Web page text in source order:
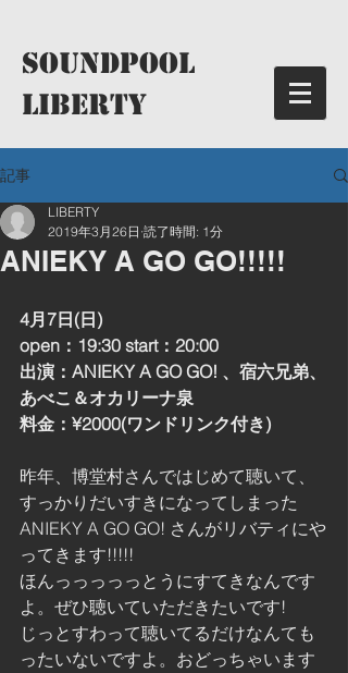
​SoundPool
LIBERTY
記事
ANIEKY A GO GO!!!!!
LIBERTY
2019年3月26日 読了時間: 1分
4月7日(日)
open：19:30 start：20:00
出演：ANIEKY A GO GO! 、宿六兄弟、
あべこ＆オカリーナ泉
料金：¥2000(ワンドリンク付き)
昨年、博堂村さんではじめて聴いて、
すっかりだいすきになってしまった
ANIEKY A GO GO! さんがリバティにや
ってきます!!!!!
ほんっっっっっとうにすてきなんです
よ。ぜひ聴いていただきたいです!
じっとすわって聴いてるだけなんても
ったいないですよ。おどっちゃいます